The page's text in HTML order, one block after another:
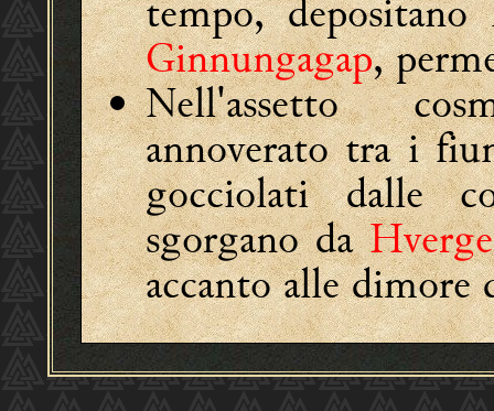
tempo,
Ginnungagap,
Nell'assetto
annoverato tra i
gocciolati dalle
sgorgano da
accanto alle dimore